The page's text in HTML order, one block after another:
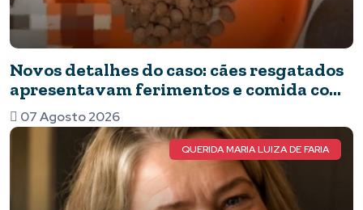
Novos detalhes do caso: cães resgatados
apresentavam ferimentos e comida com
barata
07 Agosto 2026
QUERIDA MARIA LUIZA DE FARIA